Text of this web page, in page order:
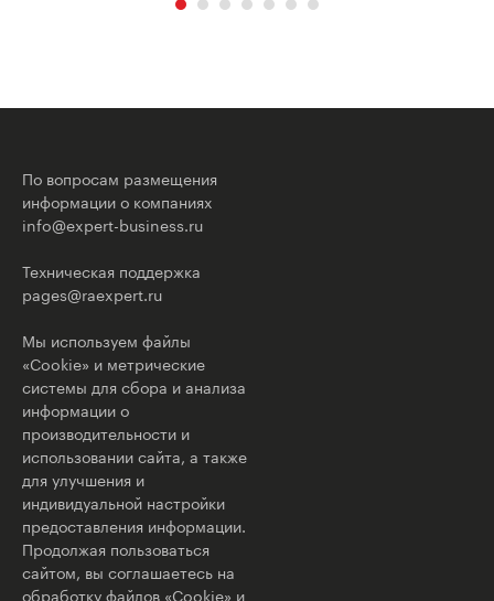
По вопросам размещения
информации о компаниях
info@expert-business.ru
Техническая поддержка
pages@raexpert.ru
Мы используем файлы
«Cookie» и метрические
системы для сбора и анализа
информации о
производительности и
использовании сайта, а также
для улучшения и
индивидуальной настройки
предоставления информации.
Продолжая пользоваться
сайтом, вы соглашаетесь на
обработку файлов «Cookie» и